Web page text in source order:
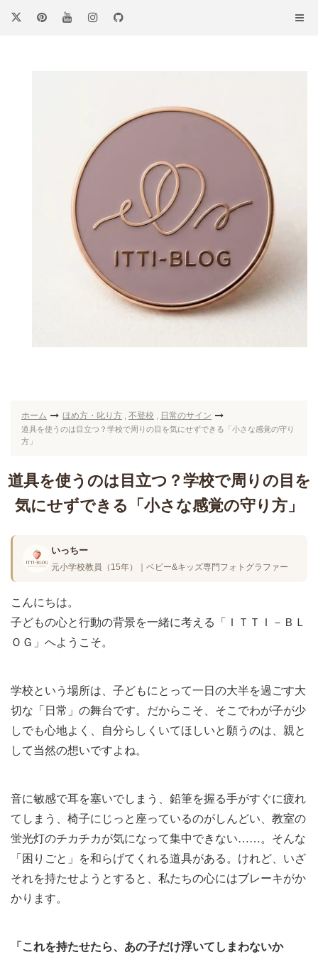
ホーム ほめ方・叱り方 不登校 日常のサイン
道具を使うのは目立つ？学校で周りの目を気にせずできる「小さな感覚の守り
方」
道具を使うのは目立つ？学校で周りの目を
気にせずできる「小さな感覚の守り方」
いっちー
元小学校教員（15年）｜ベビー&キッズ専門フォトグラファー
こんにちは。
子どもの心と行動の背景を一緒に考える「ＩＴＴＩ－ＢＬ
ＯＧ」へようこそ。
学校という場所は、子どもにとって一日の大半を過ごす大
切な「日常」の舞台です。だからこそ、そこでわが子が少
しでも心地よく、自分らしくいてほしいと願うのは、親と
して当然の想いですよね。
音に敏感で耳を塞いでしまう、鉛筆を握る手がすぐに疲れ
てしまう、椅子にじっと座っているのがしんどい、教室の
蛍光灯のチカチカが気になって集中できない……。そんな
「困りごと」を和らげてくれる道具がある。けれど、いざ
それを持たせようとすると、私たちの心にはブレーキがか
かります。
「これを持たせたら、あの子だけ浮いてしまわないか